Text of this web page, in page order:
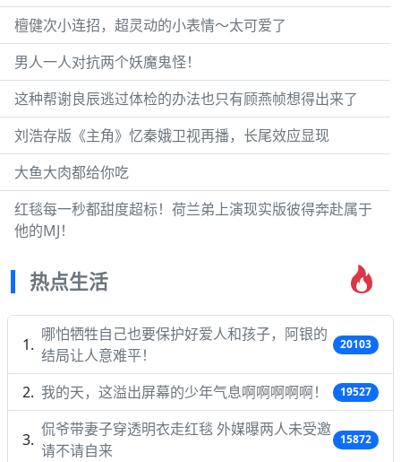
檀健次小连招，超灵动的小表情～太可爱了
男人一人对抗两个妖魔鬼怪！
这种帮谢良辰逃过体检的办法也只有顾燕帧想得出来了
刘浩存版《主角》忆秦娥卫视再播，长尾效应显现
大鱼大肉都给你吃
红毯每一秒都甜度超标！荷兰弟上演现实版彼得奔赴属于
他的MJ！
热点生活
哪怕牺牲自己也要保护好爱人和孩子，阿银的
结局让人意难平！
20103
我的天，这溢出屏幕的少年气息啊啊啊啊啊！ 19527
侃爷带妻子穿透明衣走红毯 外媒曝两人未受邀
请不请自来
15872